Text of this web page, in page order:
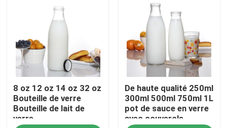
Aperçu
Produits
A propos de nous
8 oz 12 oz 14 oz 32 oz
Bouteille de verre
Bouteille de lait de
verre
De haute qualité 250ml
300ml 500ml 750ml 1L
pot de sauce en verre
avec couvercle